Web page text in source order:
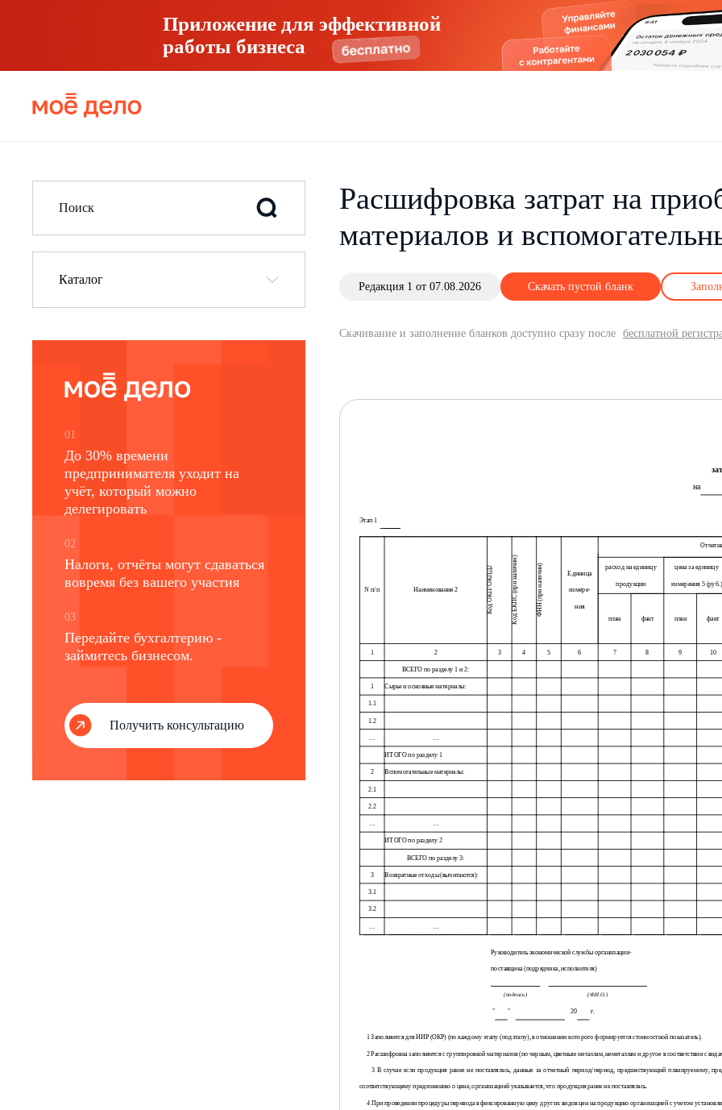
Приложение для эффективной
работы бизнеса
Каталог
01
До 30% времени
предпринимателя уходит на
учёт, который можно
делегировать
02
Налоги, отчёты могут сдаваться
вовремя без вашего участия
03
Передайте бухгалтерию -
займитесь бизнесом.
Получить консультацию
Расшифровка затрат на
материалов и
Редакция 1 от 07.08.2026 Скачать пустой бланк
Скачивание и заполнение бланков доступно сразу после бесплатной
на
Этап 1
N п/п Наименование 2 Код ОКП/ОКПД2 Код ЕКПС (при наличии) ФНН (при наличии) Единица
измере-
ния
расход на единицу
продукции
цена за единицу
измерения 5 (руб.)
план
факт план факт
1 2 3 4 5 6 7 8 9 10
ВСЕГО по разделу 1 и 2:
1 Сырье и основные материалы:
1.1
1.2
ИТОГО по разделу 1
2 Вспомогательные материалы:
2.1
2.2
… …
ИТОГО по разделу 2
ВСЕГО по разделу 3:
3 Возвратные отходы (вычитаются):
3.1
3.2
Руководитель экономической службы организации-
поставщика (подрядчика, исполнителя)
(подпись) (Ф.И.О.)
" " 20 г.
1 Заполняется для НИР (ОКР) (по каждому этапу (подэтапу), в отношении которого формируется стоимостной показатель).
2 Расшифровка заполняется с группировкой материалов (по черным, цветным металлам, неметаллам и другое в соответствии с
3 В случае если продукция ранее не поставлялась, данные за отчетный период/период, предшествующий планируемому,
соответствующему предложению о цене, организацией указывается, что продукция ранее не поставлялась.
4 При проведении процедуры перевода в фиксированную цену других видов цен на продукцию организацией с учетом